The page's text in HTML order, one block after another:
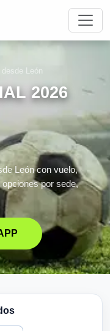
León
2026
León con vuelo,
por sede,